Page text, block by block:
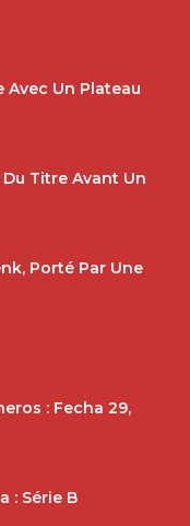
Avec Un Plateau
Titre Avant Un
Porté Par Une
: Fecha 29,
: Série B